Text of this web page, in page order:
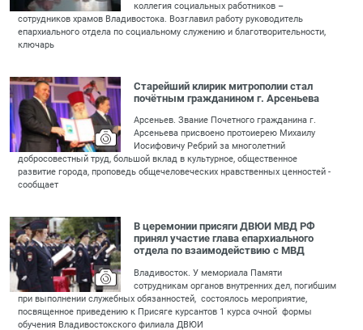
коллегия социальных работников –
сотрудников храмов Владивостока. Возглавил работу руководитель
епархиального отдела по социальному служению и благотворительности,
ключарь
Старейший клирик митрополии стал
почётным гражданином г. Арсеньева
Арсеньев. Звание Почетного гражданина г.
Арсеньева присвоено протоиерею Михаилу
Иосифовичу Ребрий за многолетний
добросовестный труд, большой вклад в культурное, общественное
развитие города, проповедь общечеловеческих нравственных ценностей -
сообщает
В церемонии присяги ДВЮИ МВД РФ
принял участие глава епархиального
отдела по взаимодействию с МВД
Владивосток. У мемориала Памяти
сотрудникам органов внутренних дел, погибшим
при выполнении служебных обязанностей, состоялось мероприятие,
посвященное приведению к Присяге курсантов 1 курса очной формы
обучения Владивостокского филиала ДВЮИ